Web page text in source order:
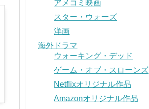
アメコミ映画
スター・ウォーズ
洋画
海外ドラマ
ウォーキング・デッド
ゲーム・オブ・スローンズ
Netflixオリジナル作品
Amazonオリジナル作品